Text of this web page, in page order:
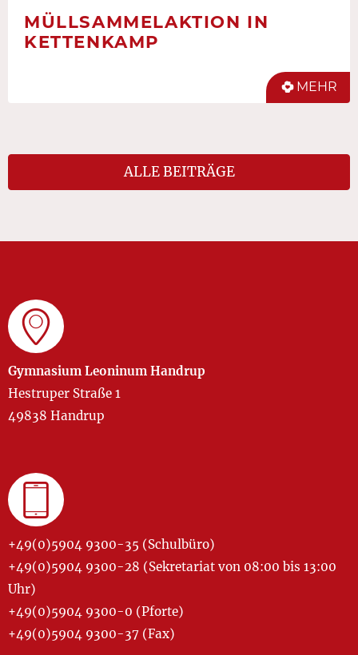
MÜLLSAMMELAKTION IN
KETTENKAMP
MEHR
ALLE BEITRÄGE
Gymnasium Leoninum Handrup
Hestruper Straße 1
49838 Handrup
+49(0)5904 9300-35 (Schulbüro)
+49(0)5904 9300-28 (Sekretariat von 08:00 bis 13:00
Uhr)
+49(0)5904 9300-0 (Pforte)
+49(0)5904 9300-37 (Fax)